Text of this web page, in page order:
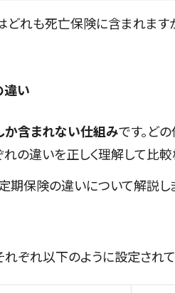
れも死亡保険に含まれます
違い
含まれない仕組みです。ど
の違いを正しく理解して比較
期保険の違いについて解説し
ぞれ以下のように設定され